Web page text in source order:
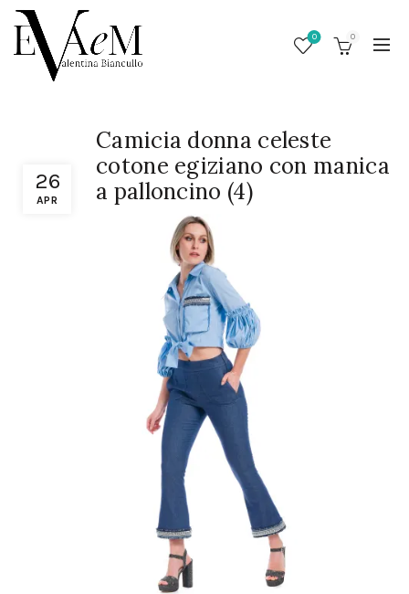
0 0
26
APR
Camicia donna celeste
cotone egiziano con manica
a palloncino (4)